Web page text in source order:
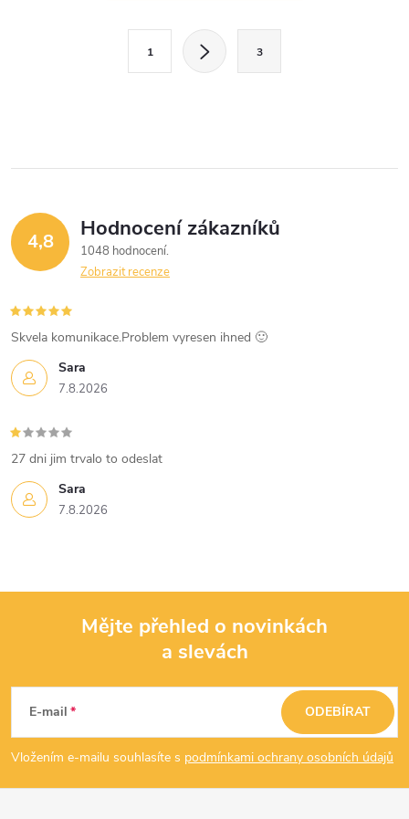
í
p
v
k
y
v
ý
p
s
k
v
á
n
1 3
4,8 Hodnocení zákazníků
1048 hodnocení
Zobrazit recenze
Sara
7.8.2026
Skvela komunikace.Problem vyresen ihned 🙂
Sara
7.8.2026
27 dni jim trvalo to odeslat
p
Mějte přehled o novinkách
a slevách
E-mail
Vložením e-mailu souhlasíte s podmínkami ochrany osobních údajů
ODEBÍRAT